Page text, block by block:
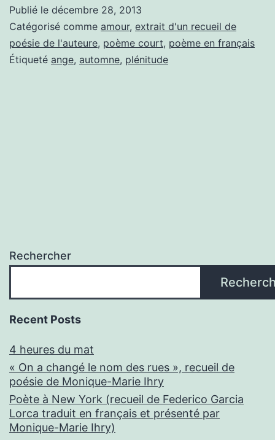
Publié le décembre 28, 2013
Catégorisé comme amour, extrait d'un recueil de
poésie de l'auteure, poème court, poème en français
Étiqueté ange, automne, plénitude
Rechercher
Recent Posts
4 heures du mat
« On a changé le nom des rues », recueil de
poésie de Monique-Marie Ihry
Poète à New York (recueil de Federico Garcia
Lorca traduit en français et présenté par
Monique-Marie Ihry)